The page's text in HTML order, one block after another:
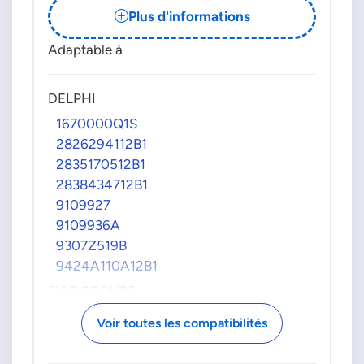
1535137
1S4Q9B395BD
1S4Q9B395BH
1S4Q9B395TG
1S4Q9B395TH
2C1Q9B395AA
2C1Q9B395TB
2C1Q9B395TC
3S7Q9B395AA
4S4Q9G586AA
5S7Q9B395AA
6S7Q9B395TA
RM1S4Q9B395BG
RM1S4Q9B395TG
Plus d'informations
Adaptable à
DELPHI
1670000Q1S
2826294112B1
2835170512B1
2838434712B1
9109927
9109936A
9307Z519B
9424A110A12B1
1638151580
9674984480
Voir toutes les compatibilités